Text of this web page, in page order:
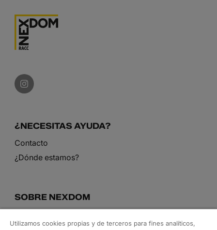
¿NECESITAS AYUDA?
Contacto
¿Dónde estamos?
SOBRE NEXDOM
Utilizamos cookies propias y de terceros para fines analíticos,